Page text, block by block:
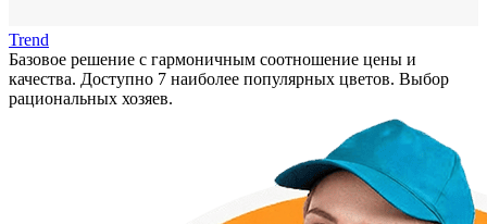
Trend
Базовое решение с гармоничным соотношение цены и
качества. Доступно 7 наиболее популярных цветов. Выбор
рациональных хозяев.